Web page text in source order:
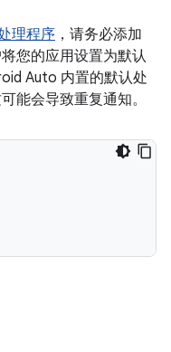
理程序 ，请务必添加
您的应用设置为默认
Auto 内置的默认处
能会导致重复通知。